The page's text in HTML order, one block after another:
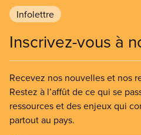
Infolettre
Inscrivez-vous à
Recevez nos nouvelles et nos
Restez à l’affût de ce qui se
ressources et des enjeux qui
partout au pays.